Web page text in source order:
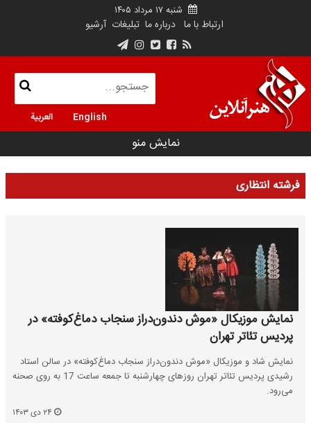
شنبه ۱۷ مرداد ۱۴۰۵
ارتباط با ما درباره ما تبلیغات آرشیو
English العربية
نمایش منو
فرشته انتظاری
نمایش موزیکال «موش دندون‌دراز سنجاب دماغ‌کوفته» در
پردیس تئاتر تهران
نمایش شاد و موزیکال «موش دندون‌دراز سنجاب دماغ‌کوفته» در سالن استاد
رشیدی پردیس تئاتر تهران روزهای چهارشنبه تا جمعه ساعت 17 به روی صحنه
می‌رود.